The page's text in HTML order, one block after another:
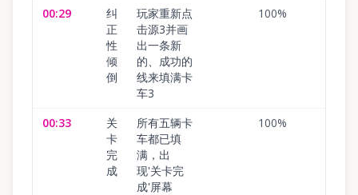
00:29
纠
正
性
倾
倒
玩家重新点
击源3并画
出一条新
的、成功的
线来填满卡
车3
100%
00:33
关
卡
完
成
所有五辆卡
车都已填
满，出
现'关卡完
成'屏幕
100%